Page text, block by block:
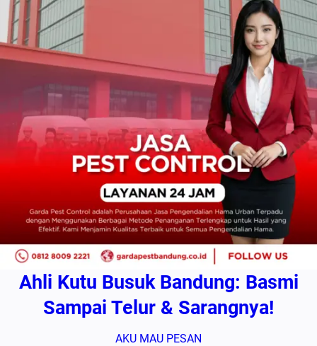
Ahli Kutu Busuk Bandung: Basmi
Sampai Telur & Sarangnya!
AKU MAU PESAN